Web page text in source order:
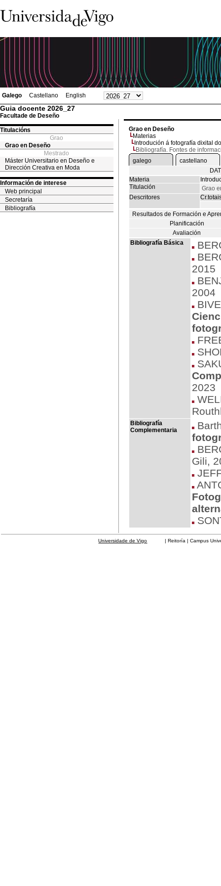
Galego Castellano English
Guia docente 2026_27
Facultade de Deseño
Titulacións
Grao
Grao en Deseño
Mestrado
Máster Universitario en Deseño e
Dirección Creativa en Moda
Información de interese
Web principal
Secretaría
Bibliografía
Grao en Deseño
Materias
Introdución á fotografía dixital
Bibliografía. Fontes de
galego
castellano
Materia
Titulación
Grao
Descritores
Resultados de Formación e
Planificación
Avaliación
Bibliografía Básica
2015
2004
2023
Bibliografía
Complementaria
Gili,
Universidade de Vigo | Reitoría | Campus